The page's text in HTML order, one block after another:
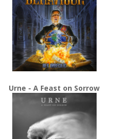
Urne - A Feast on Sorrow